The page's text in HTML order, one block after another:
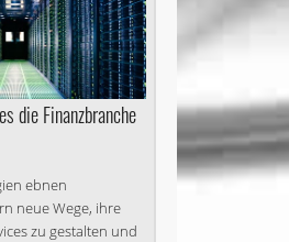
die Finanzbranche
ebnen
neue Wege, ihre
zu gestalten und